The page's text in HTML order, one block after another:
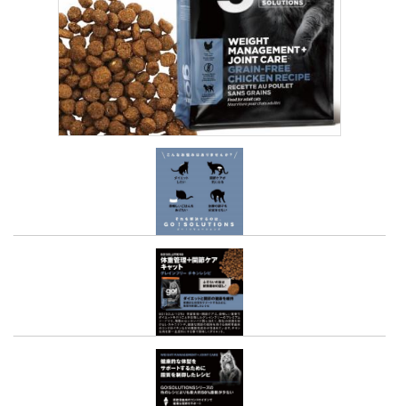
Youtubeチャネル
取り扱い店舗 ご利用ガイド
よくあるご質問 お問い合わせ
閉じる